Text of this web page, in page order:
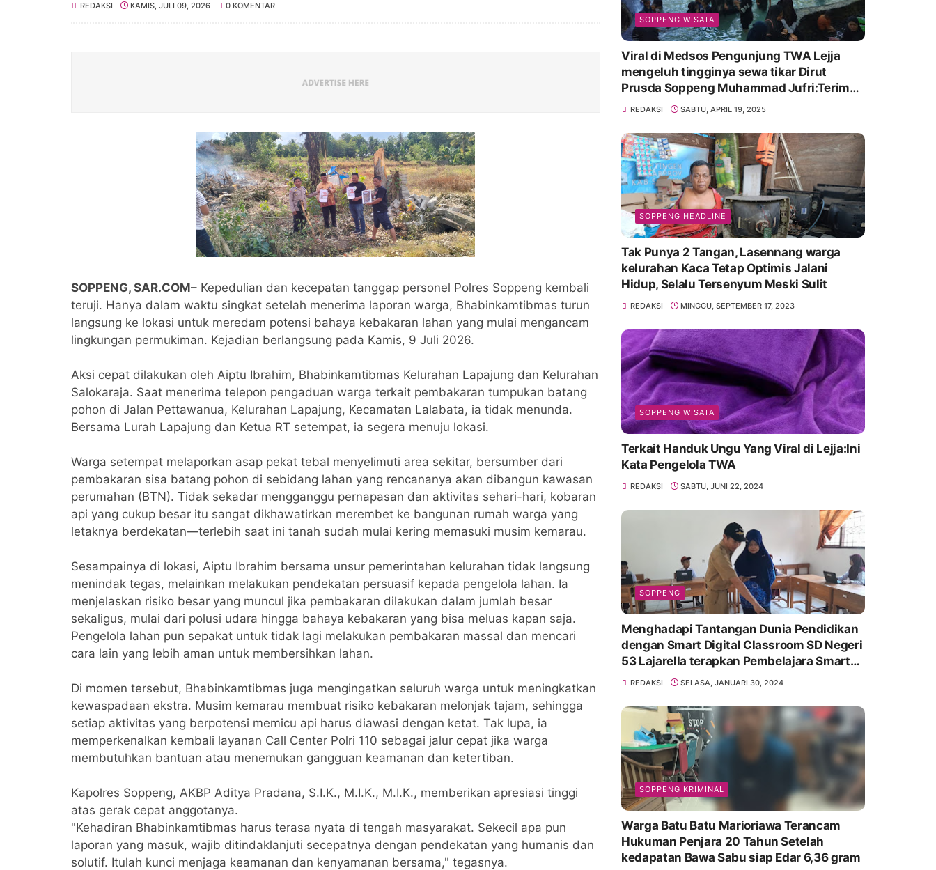
REDAKSI KAMIS, JULI 09, 2026 0 KOMENTAR
SOPPENG, SAR.COM– Kepedulian dan kecepatan tanggap personel Polres Soppeng kembali
teruji. Hanya dalam waktu singkat setelah menerima laporan warga, Bhabinkamtibmas turun
langsung ke lokasi untuk meredam potensi bahaya kebakaran lahan yang mulai mengancam
lingkungan permukiman. Kejadian berlangsung pada Kamis, 9 Juli 2026.
Aksi cepat dilakukan oleh Aiptu Ibrahim, Bhabinkamtibmas Kelurahan Lapajung dan Kelurahan
Salokaraja. Saat menerima telepon pengaduan warga terkait pembakaran tumpukan batang
pohon di Jalan Pettawanua, Kelurahan Lapajung, Kecamatan Lalabata, ia tidak menunda.
Bersama Lurah Lapajung dan Ketua RT setempat, ia segera menuju lokasi.
Warga setempat melaporkan asap pekat tebal menyelimuti area sekitar, bersumber dari
pembakaran sisa batang pohon di sebidang lahan yang rencananya akan dibangun kawasan
perumahan (BTN). Tidak sekadar mengganggu pernapasan dan aktivitas sehari-hari, kobaran
api yang cukup besar itu sangat dikhawatirkan merembet ke bangunan rumah warga yang
letaknya berdekatan—terlebih saat ini tanah sudah mulai kering memasuki musim kemarau.
Sesampainya di lokasi, Aiptu Ibrahim bersama unsur pemerintahan kelurahan tidak langsung
menindak tegas, melainkan melakukan pendekatan persuasif kepada pengelola lahan. Ia
menjelaskan risiko besar yang muncul jika pembakaran dilakukan dalam jumlah besar
sekaligus, mulai dari polusi udara hingga bahaya kebakaran yang bisa meluas kapan saja.
Pengelola lahan pun sepakat untuk tidak lagi melakukan pembakaran massal dan mencari
cara lain yang lebih aman untuk membersihkan lahan.
Di momen tersebut, Bhabinkamtibmas juga mengingatkan seluruh warga untuk meningkatkan
kewaspadaan ekstra. Musim kemarau membuat risiko kebakaran melonjak tajam, sehingga
setiap aktivitas yang berpotensi memicu api harus diawasi dengan ketat. Tak lupa, ia
memperkenalkan kembali layanan Call Center Polri 110 sebagai jalur cepat jika warga
membutuhkan bantuan atau menemukan gangguan keamanan dan ketertiban.
Kapolres Soppeng, AKBP Aditya Pradana, S.I.K., M.I.K., M.I.K., memberikan apresiasi tinggi
atas gerak cepat anggotanya.
"Kehadiran Bhabinkamtibmas harus terasa nyata di tengah masyarakat. Sekecil apa pun
laporan yang masuk, wajib ditindaklanjuti secepatnya dengan pendekatan yang humanis dan
solutif. Itulah kunci menjaga keamanan dan kenyamanan bersama," tegasnya.
SOPPENG WISATA
Viral di Medsos Pengunjung TWA Lejja
mengeluh tingginya sewa tikar Dirut
Prusda Soppeng Muhammad Jufri:Terima
kasih bu bantu Promosikan
REDAKSI SABTU, APRIL 19, 2025
SOPPENG HEADLINE
Tak Punya 2 Tangan, Lasennang warga
kelurahan Kaca Tetap Optimis Jalani
Hidup, Selalu Tersenyum Meski Sulit
REDAKSI MINGGU, SEPTEMBER 17, 2023
SOPPENG WISATA
Terkait Handuk Ungu Yang Viral di Lejja:Ini
Kata Pengelola TWA
REDAKSI SABTU, JUNI 22, 2024
SOPPENG
Menghadapi Tantangan Dunia Pendidikan
dengan Smart Digital Classroom SD Negeri
53 Lajarella terapkan Pembelajara Smart
Class Device
REDAKSI SELASA, JANUARI 30, 2024
SOPPENG KRIMINAL
Warga Batu Batu Marioriawa Terancam
Hukuman Penjara 20 Tahun Setelah
kedapatan Bawa Sabu siap Edar 6,36 gram